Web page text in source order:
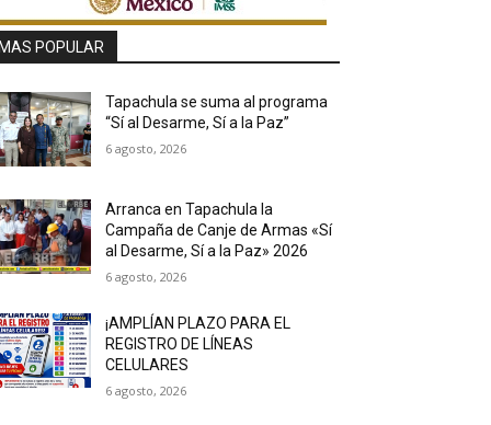
MAS POPULAR
Tapachula se suma al programa
“Sí al Desarme, Sí a la Paz”
6 agosto, 2026
Arranca en Tapachula la
Campaña de Canje de Armas «Sí
al Desarme, Sí a la Paz» 2026
6 agosto, 2026
¡AMPLÍAN PLAZO PARA EL
REGISTRO DE LÍNEAS
CELULARES
6 agosto, 2026